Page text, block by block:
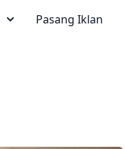
Pasang Iklan